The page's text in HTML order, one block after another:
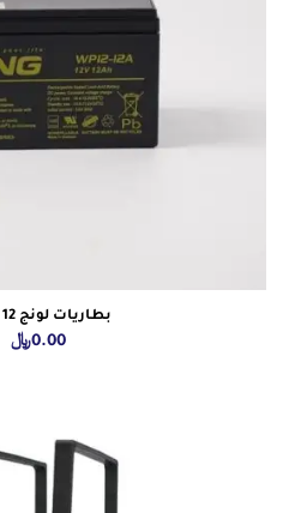
بطاريات لونج 12 أمبير
0.00﷼